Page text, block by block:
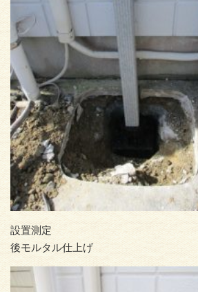
設置測定
後モルタル仕上げ